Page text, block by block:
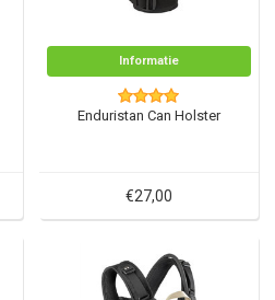
Informatie
Enduristan Can Holster
€27,00